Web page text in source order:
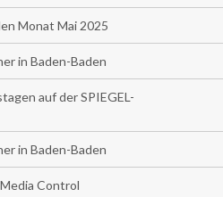
Monat Mai 2025
in Baden-Baden
auf der SPIEGEL-
in Baden-Baden
Control